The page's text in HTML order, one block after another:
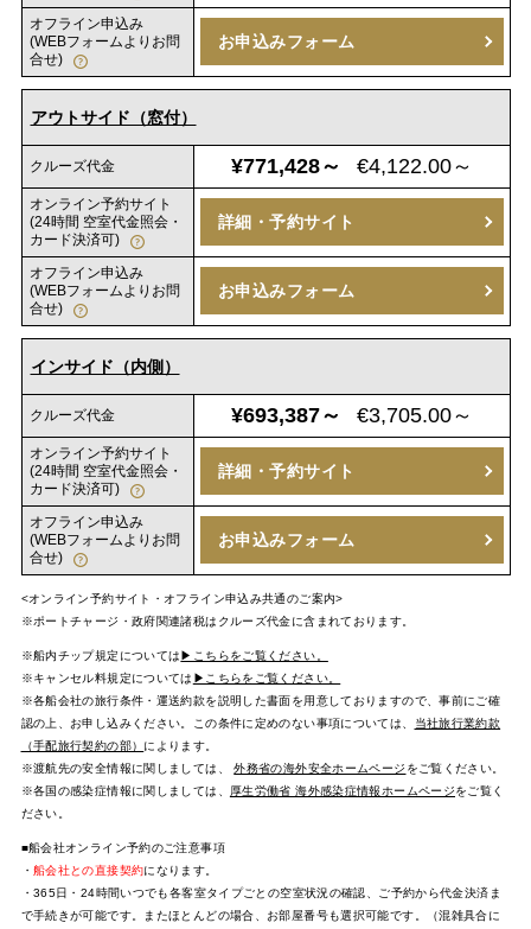
オフライン申込み
(WEBフォームよりお問
合せ)
お申込みフォーム
アウトサイド（窓付）
クルーズ代金 ¥771,428～ €4,122.00～
オンライン予約サイト
(24時間 空室代金照会・
カード決済可)
詳細・予約サイト
オフライン申込み
(WEBフォームよりお問
合せ)
お申込みフォーム
インサイド（内側）
クルーズ代金 ¥693,387～ €3,705.00～
オンライン予約サイト
(24時間 空室代金照会・
カード決済可)
詳細・予約サイト
オフライン申込み
(WEBフォームよりお問
合せ)
お申込みフォーム
<オンライン予約サイト・オフライン申込み共通のご案内>
※ポートチャージ・政府関連諸税はクルーズ代金に含まれております。
※船内チップ規定については▶こちらをご覧ください。
※キャンセル料規定については ▶こちらをご覧ください。
※各船会社の旅行条件・運送約款を説明した書面を用意しておりますので、事前にご確
認の上、お申し込みください。この条件に定めのない事項については、
当社旅行業約款
（手配旅行契約の部） によります。
※渡航先の安全情報に関しましては、外務省の海外安全ホームページ をご覧ください。
※各国の感染症情報に関しましては、
厚生労働省 海外感染症情報ホームページをご覧く
ださい。
■船会社オンライン予約のご注意事項
・ 船会社との直接契約になります。
・365日・24時間いつでも各客室タイプごとの空室状況の確認、ご予約から代金決済ま
で手続きが可能です。またほとんどの場合、お部屋番号も選択可能です。（混雑具合に